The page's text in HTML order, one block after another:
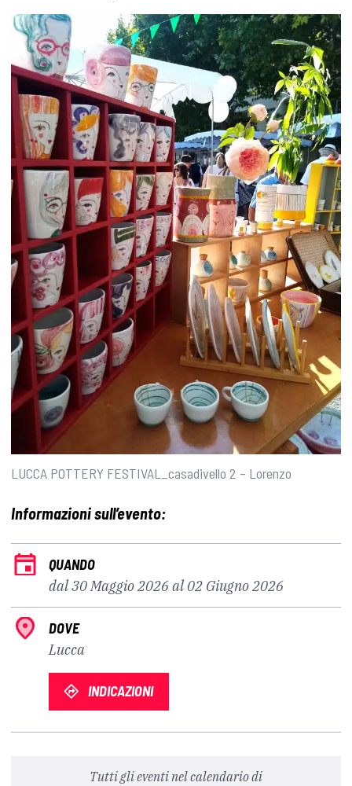
LUCCA POTTERY FESTIVAL_casadivello 2 – Lorenzo
Informazioni sull’evento:
QUANDO
dal 30 Maggio 2026 al 02 Giugno 2026
DOVE
Lucca
INDICAZIONI
Tutti gli eventi nel calendario di